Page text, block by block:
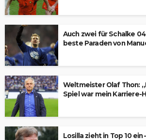
Auch zwei für Schalke
beste Paraden von
Weltmeister Olaf Thon:
Spiel war mein Karriere-
Losilla zieht in Top 10 ein